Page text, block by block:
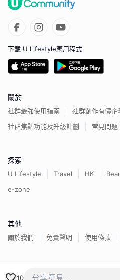
10
下載 U Lifestyle應用程式
關於
社群最強使用指南
社群創作有價企
社群焦點功能及升級計劃
常見問題
探索
U Lifestyle Travel HK
e-zone
其他
關於我們 免責聲明 使用條款
香港經濟日報版權所有©